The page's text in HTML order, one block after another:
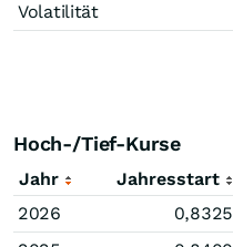
Volatilität
Hoch-/Tief-Kurse
Jahr Jahresstart
2026
0,8325